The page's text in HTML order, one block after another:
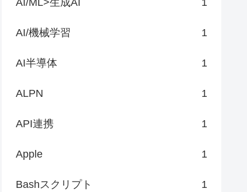
AI/機械学習 1
AI半導体 1
ALPN 1
API連携 1
Apple 1
Bashスクリプト 1